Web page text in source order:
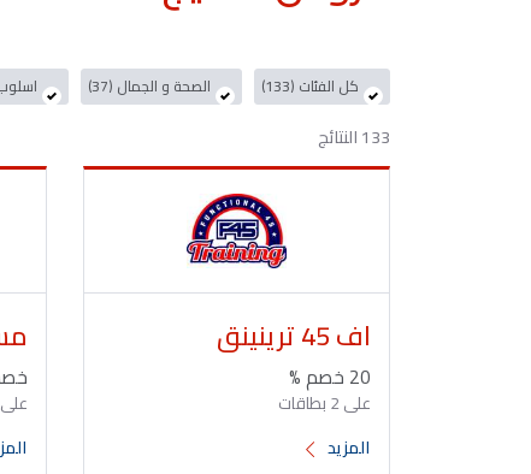
كل الفئات (133) الصحة و الجمال (37) اسلوب
133 النتائج
اف 45 ترينينق
20 خصم %
على 2 بطاقات
المزيد
خصم
على 8 بطاقات